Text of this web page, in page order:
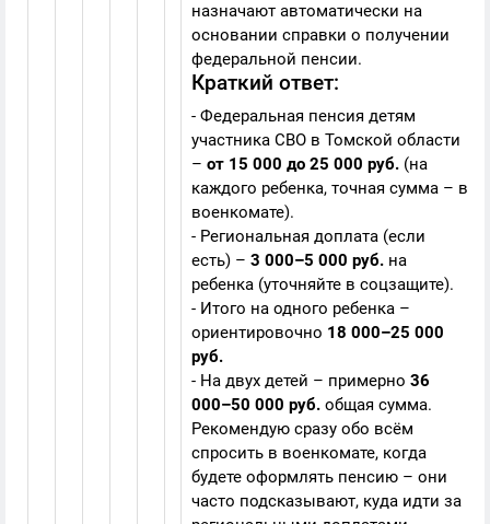
назначают автоматически на
основании справки о получении
федеральной пенсии.
Краткий ответ:
- Федеральная пенсия детям
участника СВО в Томской области
– от 15 000 до 25 000 руб. (на
каждого ребенка, точная сумма – в
военкомате).
- Региональная доплата (если
есть) – 3 000–5 000 руб. на
ребенка (уточняйте в соцзащите).
- Итого на одного ребенка –
ориентировочно 18 000–25 000
руб.
- На двух детей – примерно 36
000–50 000 руб. общая сумма.
Рекомендую сразу обо всём
спросить в военкомате, когда
будете оформлять пенсию – они
часто подсказывают, куда идти за